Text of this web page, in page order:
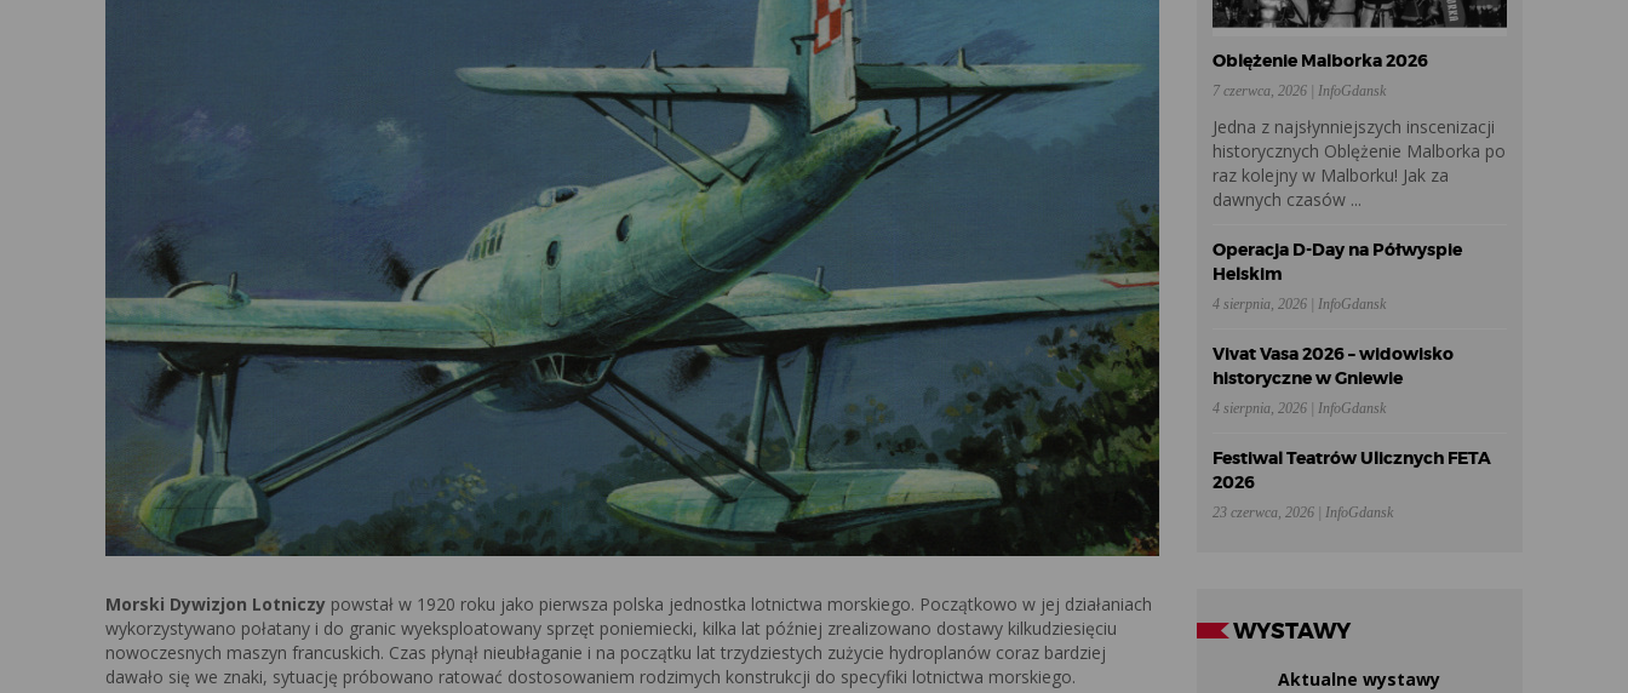
Morski Dywizjon Lotniczy powstał w 1920 roku jako pierwsza polska jednostka lotnictwa morskiego. Początkowo w jej działaniach
wykorzystywano połatany i do granic wyeksploatowany sprzęt poniemiecki, kilka lat później zrealizowano dostawy kilkudziesięciu
nowoczesnych maszyn francuskich. Czas płynął nieubłaganie i na początku lat trzydziestych zużycie hydroplanów coraz bardziej
dawało się we znaki, sytuację próbowano ratować dostosowaniem rodzimych konstrukcji do specyfiki lotnictwa morskiego.
Oblężenie Malborka 2026
7 czerwca, 2026 | InfoGdansk
Jedna z najsłynniejszych inscenizacji
historycznych Oblężenie Malborka po
raz kolejny w Malborku! Jak za
dawnych czasów ...
Operacja D-Day na Półwyspie
Helskim
4 sierpnia, 2026 | InfoGdansk
Vivat Vasa 2026 – widowisko
historyczne w Gniewie
4 sierpnia, 2026 | InfoGdansk
Festiwal Teatrów Ulicznych FETA
2026
23 czerwca, 2026 | InfoGdansk
WYSTAWY
Aktualne wystawy